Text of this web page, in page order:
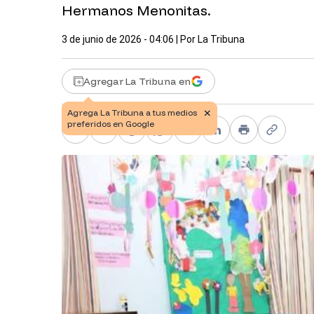
Hermanos Menonitas.
3 de junio de 2026 - 04:06 | Por La Tribuna
Agregar La Tribuna en
Facebook
X TelegramWhatsApp
PinterestLinkedIn
PrintCopy